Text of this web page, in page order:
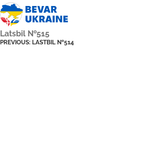
Latsbil №515
PREVIOUS: LASTBIL №514